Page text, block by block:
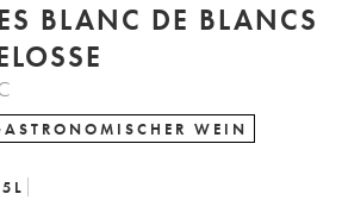
BLANC DE BLANCS
WEIN
L